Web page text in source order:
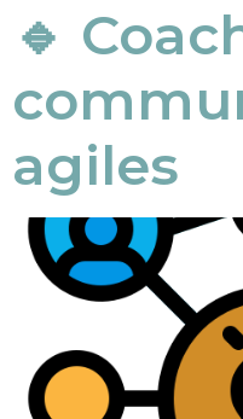
🔹
agiles